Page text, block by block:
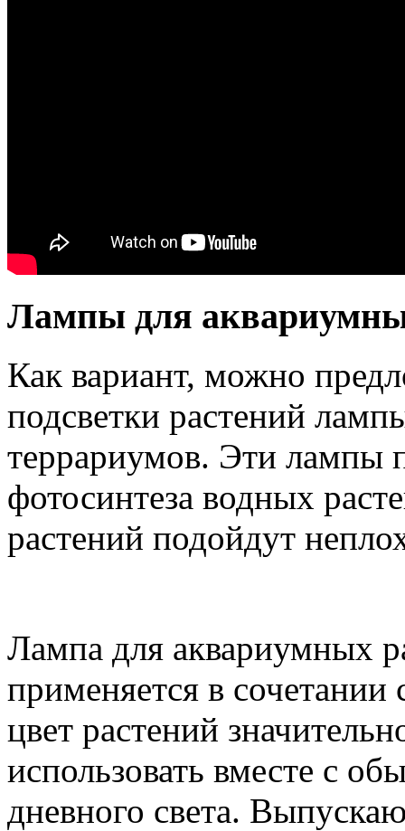
Лампы для
Как вариант, можно
подсветки растений
террариумов. Эти лампы
фотосинтеза водных
растений подойдут
Лампа для аквариумных
применяется в
цвет растений
использовать вместе с
дневного света.